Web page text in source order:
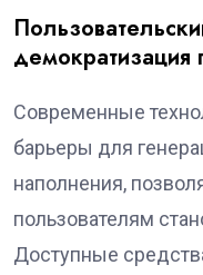
демократизация
Современные
барьеры для
наполнения,
пользователям
Доступные